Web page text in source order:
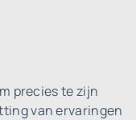
precies te zijn
van ervaringen